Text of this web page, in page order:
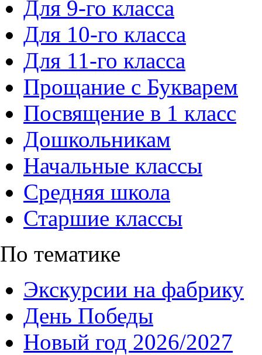
Для 9-го класса
Для 10-го класса
Для 11-го класса
Прощание с Букварем
Посвящение в 1 класс
Дошкольникам
Начальные классы
Средняя школа
Старшие классы
По тематике
Экскурсии на фабрику
День Победы
Новый год 2026/2027